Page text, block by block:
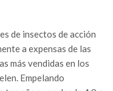
de insectos de acción
a expensas de las
más vendidas en los
Empelando